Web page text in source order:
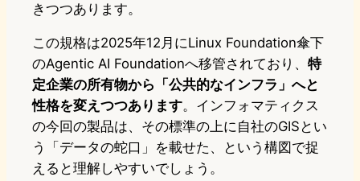
きつつあります。
この規格は2025年12月にLinux Foundation傘下
のAgentic AI Foundationへ移管されており、 特
定企業の所有物から「公共的なインフラ」へと
性格を変えつつあります。インフォマティクス
の今回の製品は、その標準の上に自社のGISとい
う「データの蛇口」を載せた、という構図で捉
えると理解しやすいでしょう。